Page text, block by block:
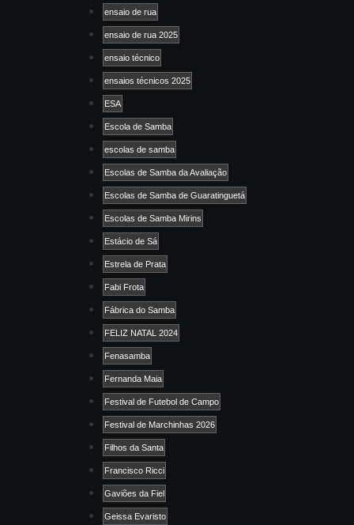
ensaio de rua
ensaio de rua 2025
ensaio técnico
ensaios técnicos 2025
ESA
Escola de Samba
escolas de samba
Escolas de Samba da Avaliação
Escolas de Samba de Guaratinguetá
Escolas de Samba Mirins
Estácio de Sá
Estrela de Prata
Fabi Frota
Fábrica do Samba
FELIZ NATAL 2024
Fenasamba
Fernanda Maia
Festival de Futebol de Campo
Festival de Marchinhas 2026
Filhos da Santa
Francisco Ricci
Gaviões da Fiel
Geissa Evaristo